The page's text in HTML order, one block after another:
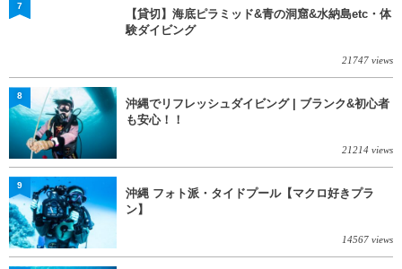
【貸切】海底ピラミッド&青の洞窟&水納島etc・体
験ダイビング
21747 views
7
沖縄でリフレッシュダイビング | ブランク&初心者
も安心！！
21214 views
8
沖縄 フォト派・タイドプール【マクロ好きプラ
ン】
14567 views
9